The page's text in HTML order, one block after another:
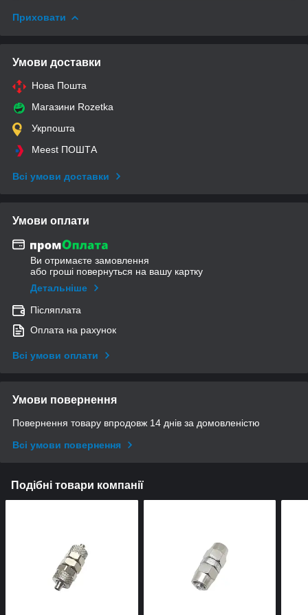
Приховати
Умови доставки
Нова Пошта
Магазини Rozetka
Укрпошта
Meest ПОШТА
Всі умови доставки
Умови оплати
Ви отримаєте замовлення
або гроші повернуться на вашу картку
Детальніше
Післяплата
Оплата на рахунок
Всі умови оплати
Умови повернення
Повернення товару впродовж 14 днів за домовленістю
Всі умови повернення
Подібні товари компанії